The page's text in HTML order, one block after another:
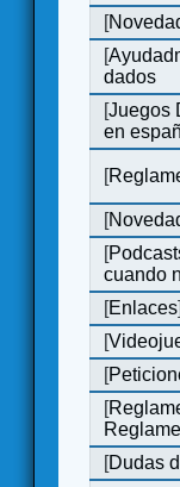
[
[
dados
[Juegos
en
[
[
[
cuando
[Enlaces]
[
[
[
[Dudas